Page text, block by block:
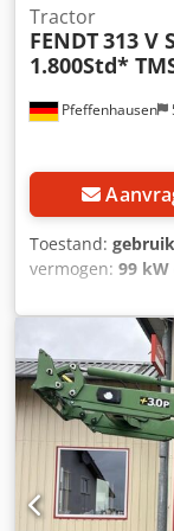
Pfeffenhausen
Tractor
FENDT313 V
1.800Std*
Toestand:
vermogen: 99 kW
worden
onderhouden
bedrijfsuren Zeer
BTW kan worden
Probeer het
klant. * Vario
cruise control,
bediening van de
knopbediening *